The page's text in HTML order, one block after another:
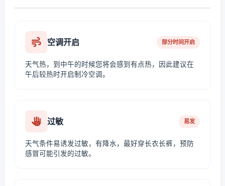
空调开启 部分时间开启
天气热，到中午的时候您将会感到有点热，因此建议在
午后较热时开启制冷空调。
过敏 易发
天气条件易诱发过敏，有降水，最好穿长衣长裤，预防
感冒可能引发的过敏。